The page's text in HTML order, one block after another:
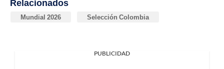
Relacionados
Mundial 2026 Selección Colombia
PUBLICIDAD